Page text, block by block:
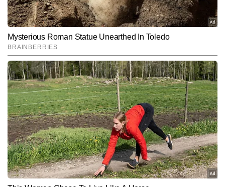
सहज भाषा, प्रामाणिक जानकारी और अनुभव-आधारित दृष्टिकोण के लिए जाने जाते
हैं।
Subscribe to our daily Newsletter!